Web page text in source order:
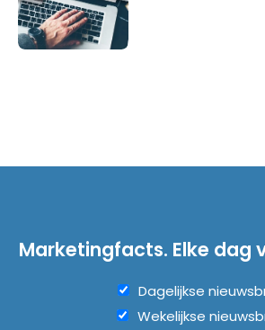
Marketingfacts. Elke dag
Dagelijkse
Wekelijkse